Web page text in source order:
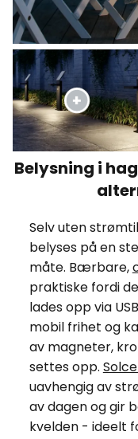
Belysning i
Selv uten
belyses på en
måte. Bærbare,
praktiske fordi
lades opp via
mobil frihet og
av magneter,
settes opp.
uavhengig av
av dagen og gir
kvelden - ideelt